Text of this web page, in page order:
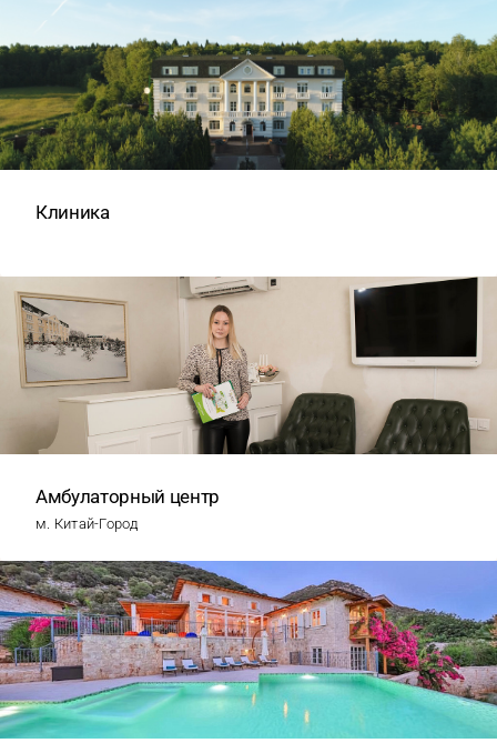
Клиника
Амбулаторный центр
м. Китай-Город